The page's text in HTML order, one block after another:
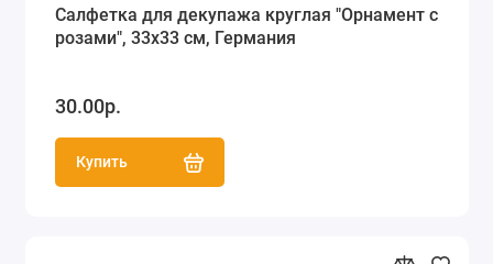
Салфетка для декупажа круглая "Орнамент с
розами", 33х33 см, Германия
30.00р.
Купить